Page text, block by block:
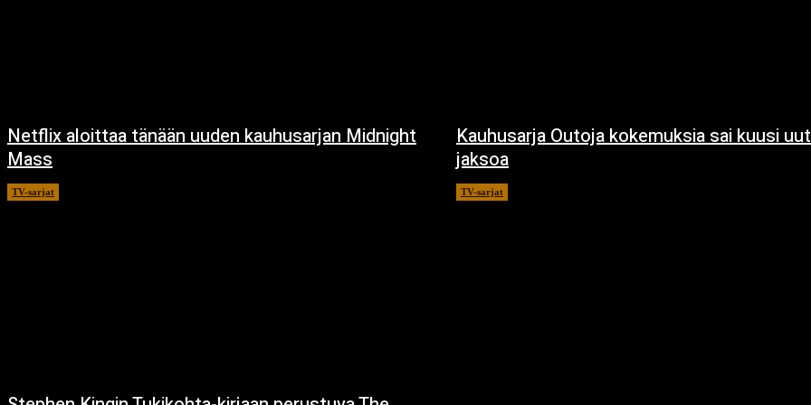
Netflix aloittaa tänään uuden kauhusarjan Midnight
Mass
TV-sarjat
Kauhusarja Outoja kokemuksia sai kuusi
jaksoa
TV-sarjat